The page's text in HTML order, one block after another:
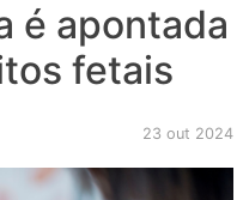
é apontada
fetais
23 out 2024